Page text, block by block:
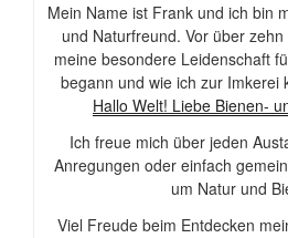
Mein Name ist Frank und ich bin
und Naturfreund. Vor über
meine besondere Leidenschaft
begann und wie ich zur Imkerei
Hallo Welt! Liebe Bienen-
Ich freue mich über jeden
Anregungen oder einfach
um Natur und
Viel Freude beim Entdecken